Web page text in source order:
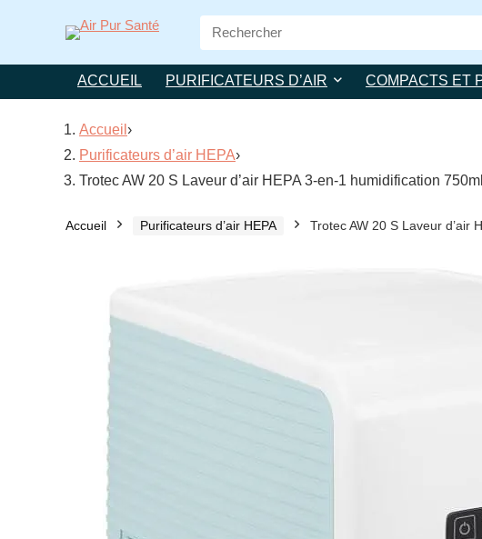
Search
for:
ACCUEIL PURIFICATEURS D’AIR COMPACTS ET
Accueil ›
Purificateurs d’air HEPA›
Trotec AW 20 S Laveur d’air HEPA 3-en-1 humidification
Accueil Purificateurs d’air HEPA Trotec AW 20 S Laveur d’air